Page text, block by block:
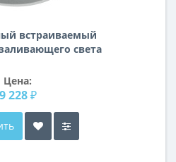
встраиваемый
света
Цена:
9 228 ₽